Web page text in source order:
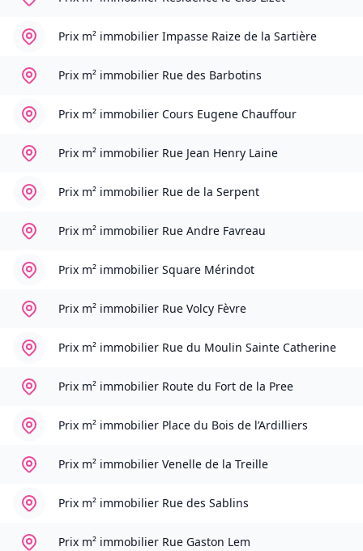
Prix m² immobilier Impasse Raize de la Sartière
Prix m² immobilier Rue des Barbotins
Prix m² immobilier Cours Eugene Chauffour
Prix m² immobilier Rue Jean Henry Laine
Prix m² immobilier Rue de la Serpent
Prix m² immobilier Rue Andre Favreau
Prix m² immobilier Square Mérindot
Prix m² immobilier Rue Volcy Fèvre
Prix m² immobilier Rue du Moulin Sainte Catherine
Prix m² immobilier Route du Fort de la Pree
Prix m² immobilier Place du Bois de l’Ardilliers
Prix m² immobilier Venelle de la Treille
Prix m² immobilier Rue des Sablins
Prix m² immobilier Rue Gaston Lem